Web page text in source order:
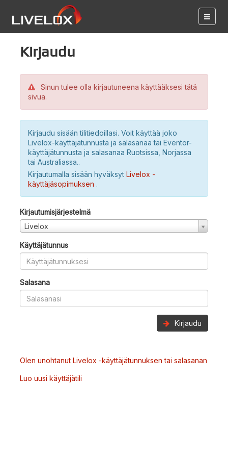
Kirjaudu
Sinun tulee olla kirjautuneena käyttääksesi tätä
sivua.
Kirjaudu sisään tilitiedoillasi. Voit käyttää joko
Livelox-käyttäjätunnusta ja salasanaa tai Eventor-
käyttäjätunnusta ja salasanaa Ruotsissa, Norjassa
tai Australiassa..
Kirjautumalla sisään hyväksyt Livelox -
käyttäjäsopimuksen .
Kirjautumisjärjestelmä
Livelox
Käyttäjätunnus
Salasana
Kirjaudu
Olen unohtanut Livelox -käyttäjätunnuksen tai salasanan
Luo uusi käyttäjätili